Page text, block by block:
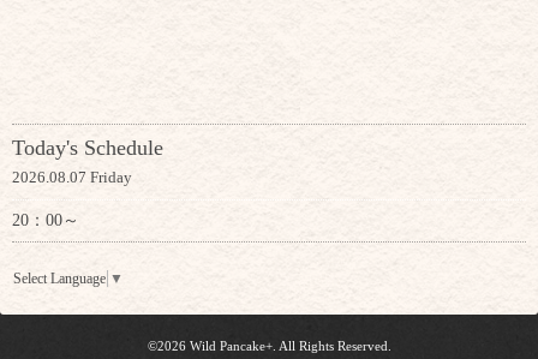
Today's Schedule
2026.08.07 Friday
20：00～
Select Language ▼
©2026 Wild Pancake+. All Rights Reserved.